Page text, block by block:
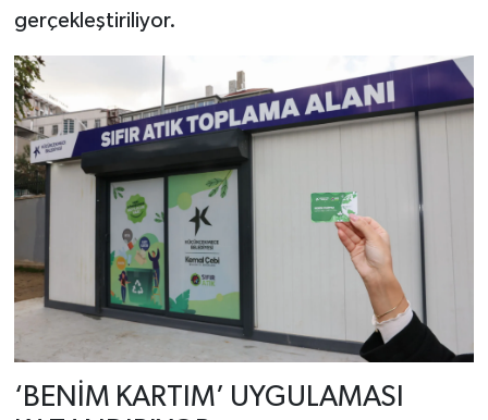
gerçekleştiriliyor.
‘BENİM KARTIM’ UYGULAMASI